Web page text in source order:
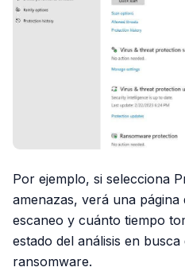
Por ejemplo, si selecciona
amenazas, verá una
escaneo y cuánto tiempo
estado del análisis en
ransomware.